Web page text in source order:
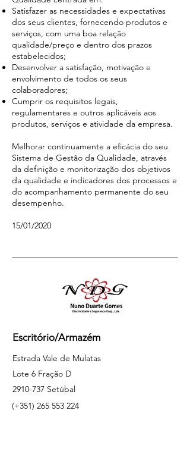
Satisfazer as necessidades e expectativas
dos seus clientes, fornecendo produtos e
serviços, com uma boa relação
qualidade/preço e dentro dos prazos
estabelecidos;
Desenvolver a satisfação, motivação e
envolvimento de todos os seus
colaboradores;
Cumprir os requisitos legais,
regulamentares e outros aplicáveis aos
produtos, serviços e atividade da empresa.
Melhorar continuamente a eficácia do seu
Sistema de Gestão da Qualidade, através
da definição e monitorização dos objetivos
da qualidade e indicadores dos processos e
do acompanhamento permanente do seu
desempenho.
15/01/2020
Escritório/Armazém
Estrada Vale de Mulatas
Lote 6 Fração D
2910-737 Setúbal
(+351) 265 553 224